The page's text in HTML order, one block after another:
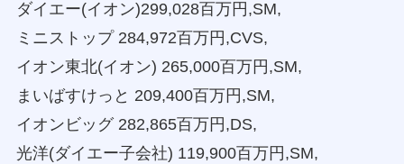
ダイエー(イオン)299,028百万円,SM,
ミニストップ 284,972百万円,CVS,
イオン東北(イオン) 265,000百万円,SM,
まいばすけっと 209,400百万円,SM,
イオンビッグ 282,865百万円,DS,
光洋(ダイエー子会社) 119,900百万円,SM,